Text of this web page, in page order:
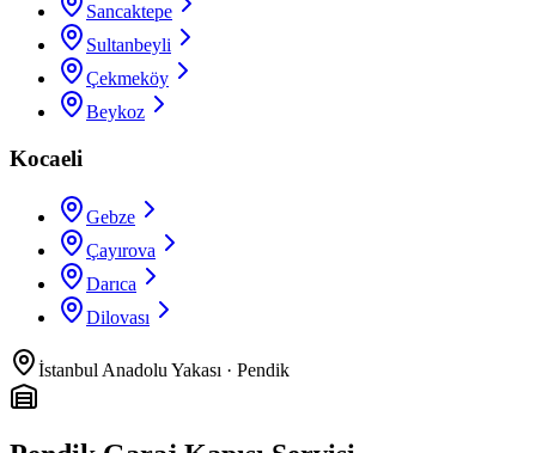
Sancaktepe
Sultanbeyli
Çekmeköy
Beykoz
Kocaeli
Gebze
Çayırova
Darıca
Dilovası
İstanbul Anadolu Yakası · Pendik